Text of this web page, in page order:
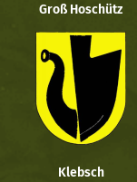
Groß Hoschütz
Klebsch